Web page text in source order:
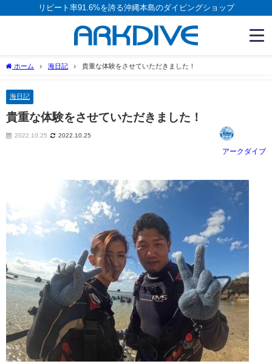
リピート率91.6%を誇る沖縄本島のダイビングショップ
ホーム 海日記 貴重な体験をさせていただきました！
海日記
貴重な体験をさせていただきました！
2022.10.25 2022.10.25
アークダイブ